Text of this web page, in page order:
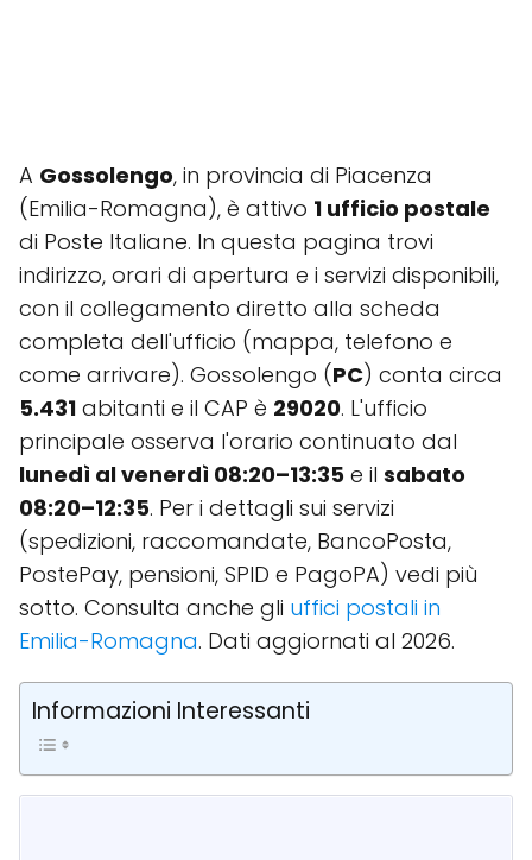
A Gossolengo, in provincia di Piacenza
(Emilia-Romagna), è attivo 1 ufficio postale
di Poste Italiane. In questa pagina trovi
indirizzo, orari di apertura e i servizi disponibili,
con il collegamento diretto alla scheda
completa dell'ufficio (mappa, telefono e
come arrivare). Gossolengo (PC) conta circa
5.431 abitanti e il CAP è 29020. L'ufficio
principale osserva l'orario continuato dal
lunedì al venerdì 08:20–13:35 e il sabato
08:20–12:35. Per i dettagli sui servizi
(spedizioni, raccomandate, BancoPosta,
PostePay, pensioni, SPID e PagoPA) vedi più
sotto. Consulta anche gli uffici postali in
Emilia-Romagna. Dati aggiornati al 2026.
Informazioni Interessanti